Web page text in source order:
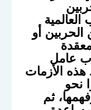
الحربين أو
عامل
هذه الأزمات
نحو
ثم